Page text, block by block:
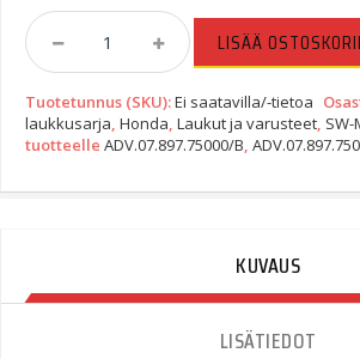
SW-
Motech
Laukkusarja
Honda
NC750
LISÄÄ
Tuotetunnus (SKU):Ei saatavilla/-tietoa
laukkusarja, Honda, Laukut ja varusteet,
tuotteelle ADV.07.897.75000/B,
KUVAUS
LISÄTIEDOT